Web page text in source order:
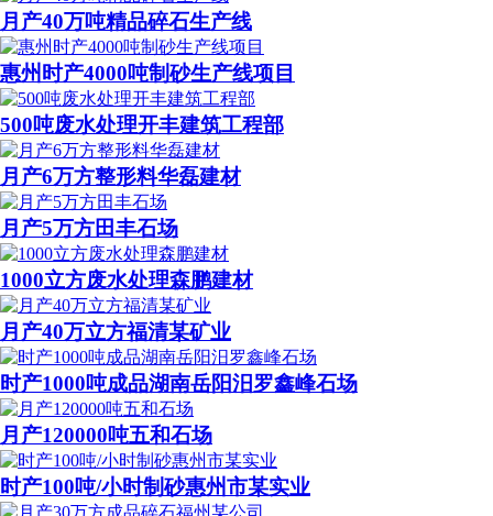
月产40万吨精品碎石生产线
惠州时产4000吨制砂生产线项目
500吨废水处理开丰建筑工程部
月产6万方整形料华磊建材
月产5万方田丰石场
1000立方废水处理森鹏建材
月产40万立方福清某矿业
时产1000吨成品湖南岳阳汨罗鑫峰石场
月产120000吨五和石场
时产100吨/小时制砂惠州市某实业